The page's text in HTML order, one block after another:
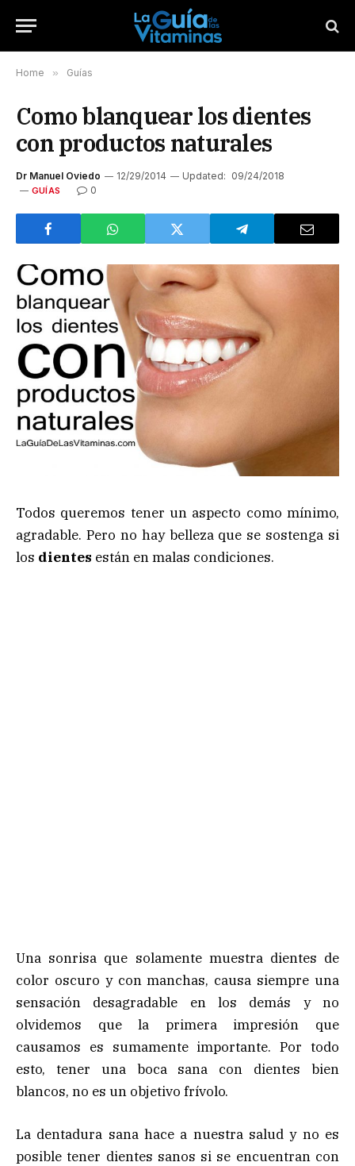
Home » Guías
Como blanquear los dientes
con productos naturales
Dr Manuel Oviedo 12/29/2014 Updated: 09/24/2018
GUÍAS 0
Todos queremos tener un aspecto como mínimo,
agradable. Pero no hay belleza que se sostenga si
los dientes están en malas condiciones.
Una sonrisa que solamente muestra dientes de
color oscuro y con manchas, causa siempre una
sensación desagradable en los demás y no
olvidemos que la primera impresión que
causamos es sumamente importante. Por todo
esto, tener una boca sana con dientes bien
blancos, no es un objetivo frívolo.
La dentadura sana hace a nuestra salud y no es
posible tener dientes sanos si se encuentran con